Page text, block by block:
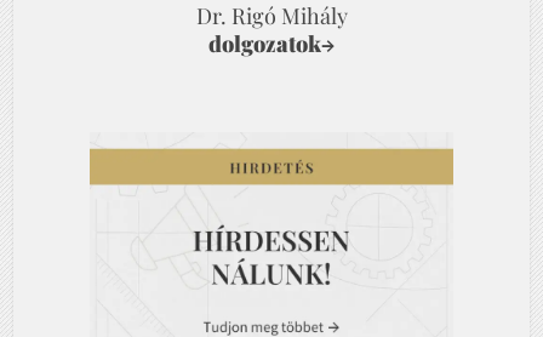
Dr. Rigó Mihály
dolgozatok→